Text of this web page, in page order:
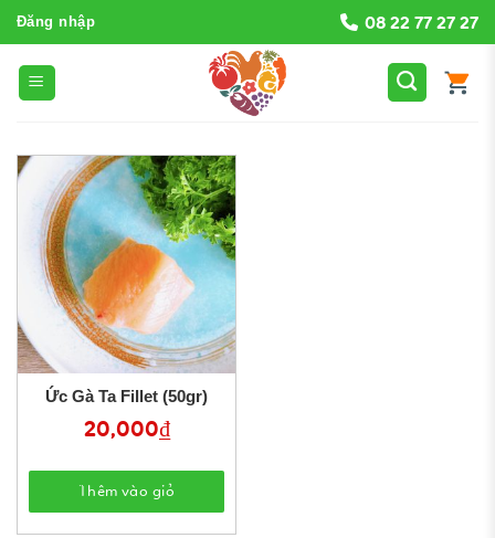
Bỏ
qua
nội
dung
Đăng nhập 08 22 77 27 27
Ức Gà Ta Fillet (50gr)
20,000₫
Thêm vào giỏ